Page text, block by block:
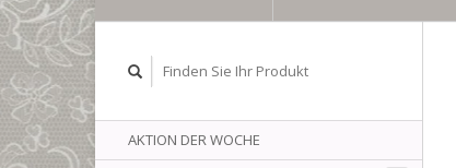
AKTION DER WOCHE